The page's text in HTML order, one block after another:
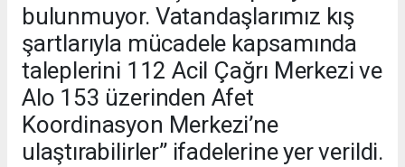
bulunmuyor. Vatandaşlarımız kış
şartlarıyla mücadele kapsamında
taleplerini 112 Acil Çağrı Merkezi ve
Alo 153 üzerinden Afet
Koordinasyon Merkezi’ne
ulaştırabilirler” ifadelerine yer verildi.